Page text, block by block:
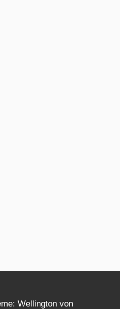
Wellington von